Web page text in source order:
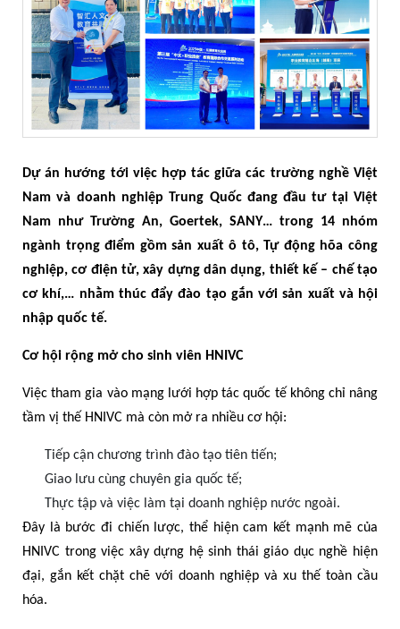
Dự án hướng tới việc hợp tác giữa các trường nghề Việt
Nam và doanh nghiệp Trung Quốc đang đầu tư tại Việt
Nam như Trường An, Goertek, SANY… trong 14 nhóm
ngành trọng điểm gồm sản xuất ô tô,Tự động hõa công
nghiệp, cơ điện tử,xây dựng dân dụng, thiết kế – chế tạo
cơ khí,… nhằm thúc đẩy đào tạo gắn với sản xuất và hội
nhập quốc tế.
Cơ hội rộng mở cho sinh viên HNIVC
Việc tham gia vào mạng lưới hợp tác quốc tế không chỉ nâng
tầm vị thế HNIVC mà còn mở ra nhiều cơ hội:
Tiếp cận chương trình đào tạo tiên tiến;
Giao lưu cùng chuyên gia quốc tế;
Thực tập và việc làm tại doanh nghiệp nước ngoài.
Đây là bước đi chiến lược, thể hiện cam kết mạnh mẽ của
HNIVC trong việc xây dựng hệ sinh thái giáo dục nghề hiện
đại, gắn kết chặt chẽ với doanh nghiệp và xu thế toàn cầu
hóa.